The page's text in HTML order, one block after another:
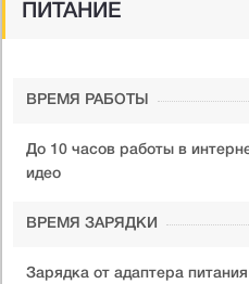
ПИТАНИЕ
ВРЕМЯ РАБОТЫ
До 10 часов работы в
идео
ВРЕМЯ ЗАРЯДКИ
Зарядка от адаптера